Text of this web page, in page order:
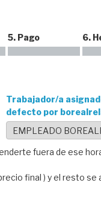
5. Pago 6.
Trabajador/a
defecto por
fuera de ese
final ) y el resto se